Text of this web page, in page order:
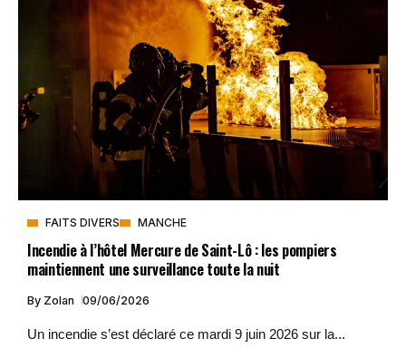
FAITS DIVERS MANCHE
Incendie à l’hôtel Mercure de Saint-Lô : les pompiers
maintiennent une surveillance toute la nuit
By Zolan 09/06/2026
Un incendie s’est déclaré ce mardi 9 juin 2026 sur la...